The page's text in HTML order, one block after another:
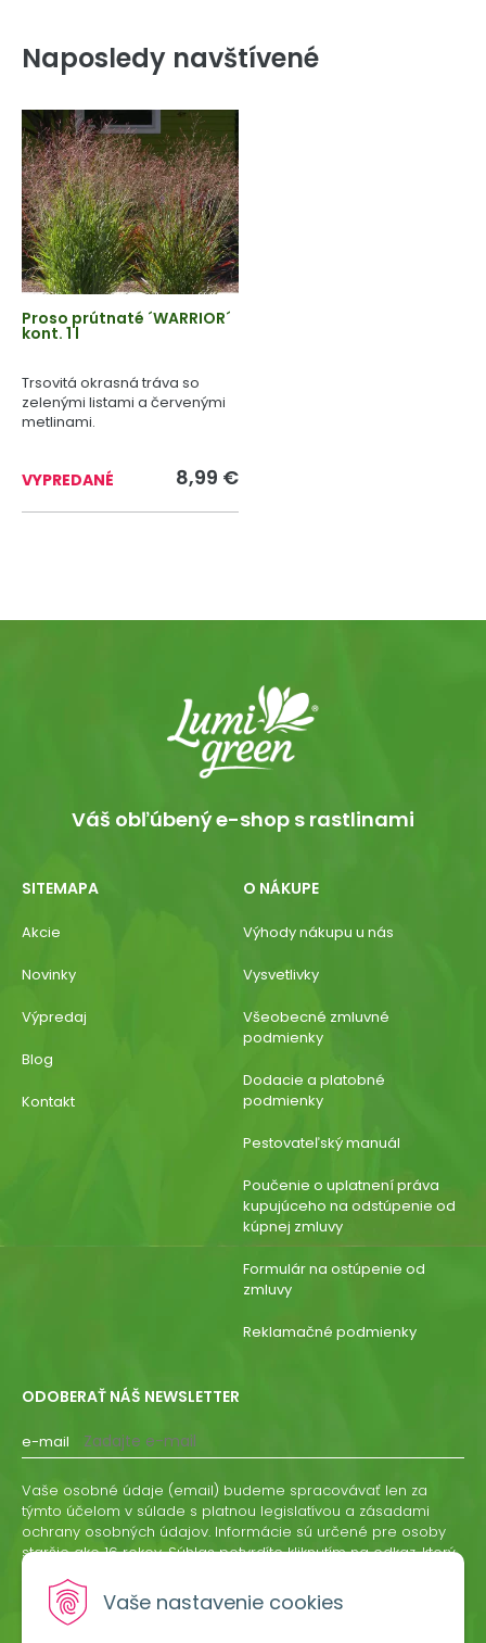
Vaše nastavenie cookies
Naposledy navštívené
Proso prútnaté ´WARRIOR´
kont. 1 l
Trsovitá okrasná tráva so
zelenými listami a červenými
metlinami.
VYPREDANÉ 8,99 €
Váš obľúbený e-shop s rastlinami
SITEMAPA
Akcie
Novinky
Výpredaj
Blog
Kontakt
O NÁKUPE
Výhody nákupu u nás
Vysvetlivky
Všeobecné zmluvné
podmienky
Dodacie a platobné
podmienky
Pestovateľský manuál
Poučenie o uplatnení práva
kupujúceho na odstúpenie od
kúpnej zmluvy
Formulár na ostúpenie od
zmluvy
Reklamačné podmienky
ODOBERAŤ NÁŠ NEWSLETTER
e-mail
Vaše osobné údaje (email) budeme spracovávať len za
týmto účelom v súlade s platnou legislatívou a zásadami
ochrany osobných údajov. Informácie sú určené pre osoby
staršie ako 16 rokov. Súhlas potvrdíte kliknutím na odkaz, ktorý
odvolať písomne, emailom alebo kliknutím na odkaz z
ktoréhokoľvek informačného emailu.